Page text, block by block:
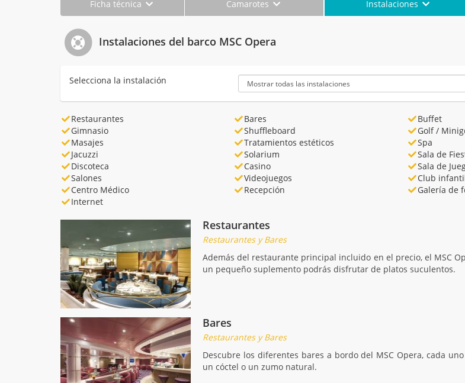
Ficha técnica Camarotes Instalaciones
Instalaciones del barco MSC Opera
Selecciona la instalación
Restaurantes Bares Buffet
Gimnasio
Shuffleboard Golf /
Masajes
Tratamientos estéticos Spa
Jacuzzi
Solarium Sala de
Discoteca
Casino Sala de
Salones
Videojuegos Club
Centro Médico
Recepción Galería de
Internet
Restaurantes
Restaurantes y Bares
Además del restaurante principal incluido en el precio, el MSC
un pequeño suplemento podrás disfrutar de platos suculentos.
Bares
Restaurantes y Bares
Descubre los diferentes bares a bordo del MSC Opera, cada
un cóctel o un zumo natural.